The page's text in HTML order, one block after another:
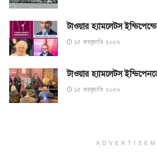
টাওয়ার হ্যামলেটস
১৫ জানুয়ারি ২০২৬
টাওয়ার হ্যামলেটস
১৫ জানুয়ারি ২০২৬